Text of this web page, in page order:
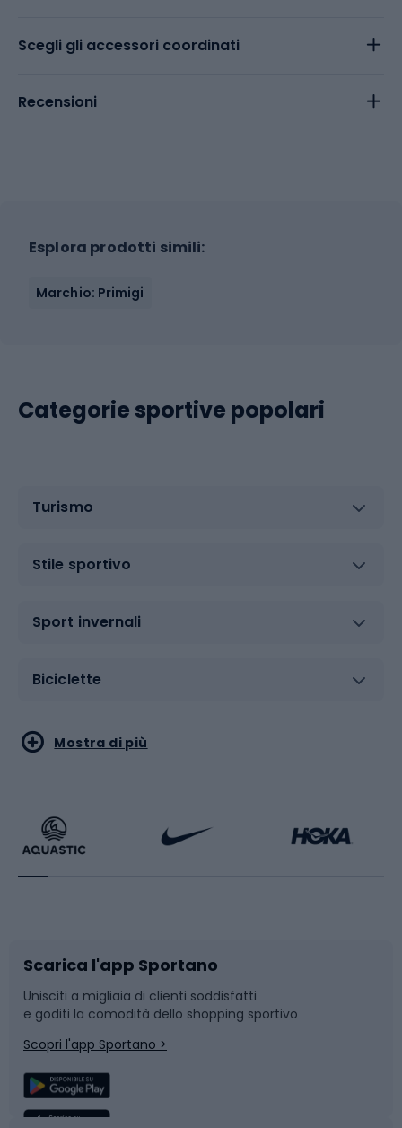
Scegli gli accessori coordinati
Recensioni
Esplora prodotti simili:
Marchio: Primigi
Categorie sportive popolari
Turismo
Stile sportivo
Sport invernali
Biciclette
Sport acquatici
Bikepacking
Bushcraft
Corsa
Sport di squadra
Sport di arti marziali
Sport con le racchette
Slitte e slittini
Snowboard
Camminata nordica
Mostra di più
Scarica l'app Sportano
Unisciti a migliaia di clienti soddisfatti
e goditi la comodità dello shopping sportivo
Scopri l'app Sportano >